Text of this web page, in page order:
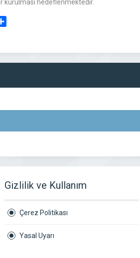
kurulması hedeflenmektedir.
Gizlilik ve Kullanım
Çerez Politikası
Yasal Uyarı